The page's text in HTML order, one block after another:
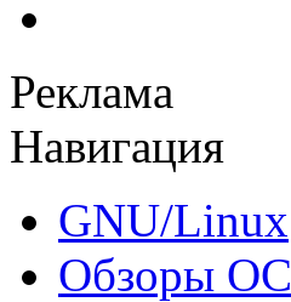
Реклама
Навигация
GNU/Linux
Обзоры ОС